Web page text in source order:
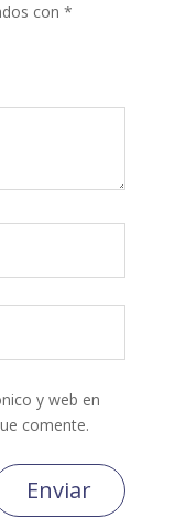
con *
y web en
comente.
Enviar